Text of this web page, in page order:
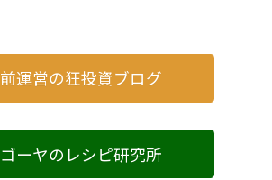
前運営の狂投資ブログ
ゴーヤのレシピ研究所